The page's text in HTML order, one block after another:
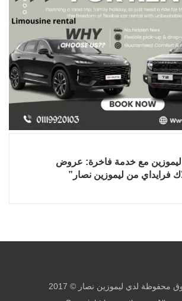
مع خدمة فاخرة: عروض
فرايداي من ليموزين نصار”
محفوظة لدي ليموزين نصار © 2017